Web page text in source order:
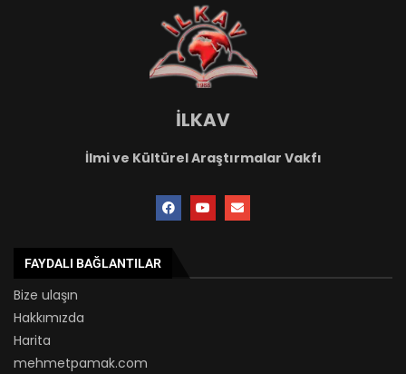
İLKAV
İlmi ve Kültürel Araştırmalar Vakfı
FAYDALI BAĞLANTILAR
Bize ulaşın
Hakkımızda
Harita
mehmetpamak.com